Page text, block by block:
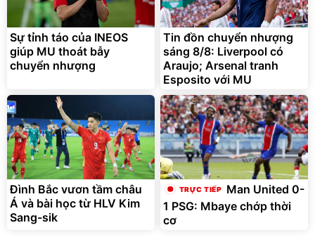
Sự tỉnh táo của INEOS
giúp MU thoát bẫy
chuyển nhượng
Tin đồn chuyển nhượng
sáng 8/8: Liverpool có
Araujo; Arsenal tranh
Esposito với MU
Đình Bắc vươn tầm châu
Á và bài học từ HLV Kim
Sang-sik
Man United 0-
1 PSG: Mbaye chớp thời
cơ